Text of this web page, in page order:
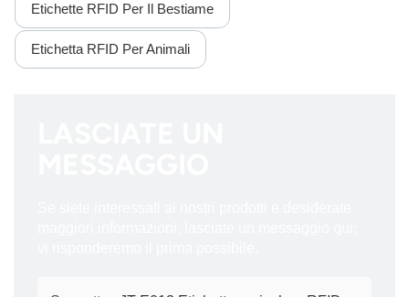
Etichette RFID Per Il Bestiame
Etichetta RFID Per Animali